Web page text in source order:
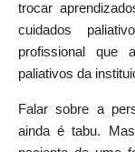
trocar
cuidados
profissional que
paliativos da
Falar sobre a
ainda é tabu.